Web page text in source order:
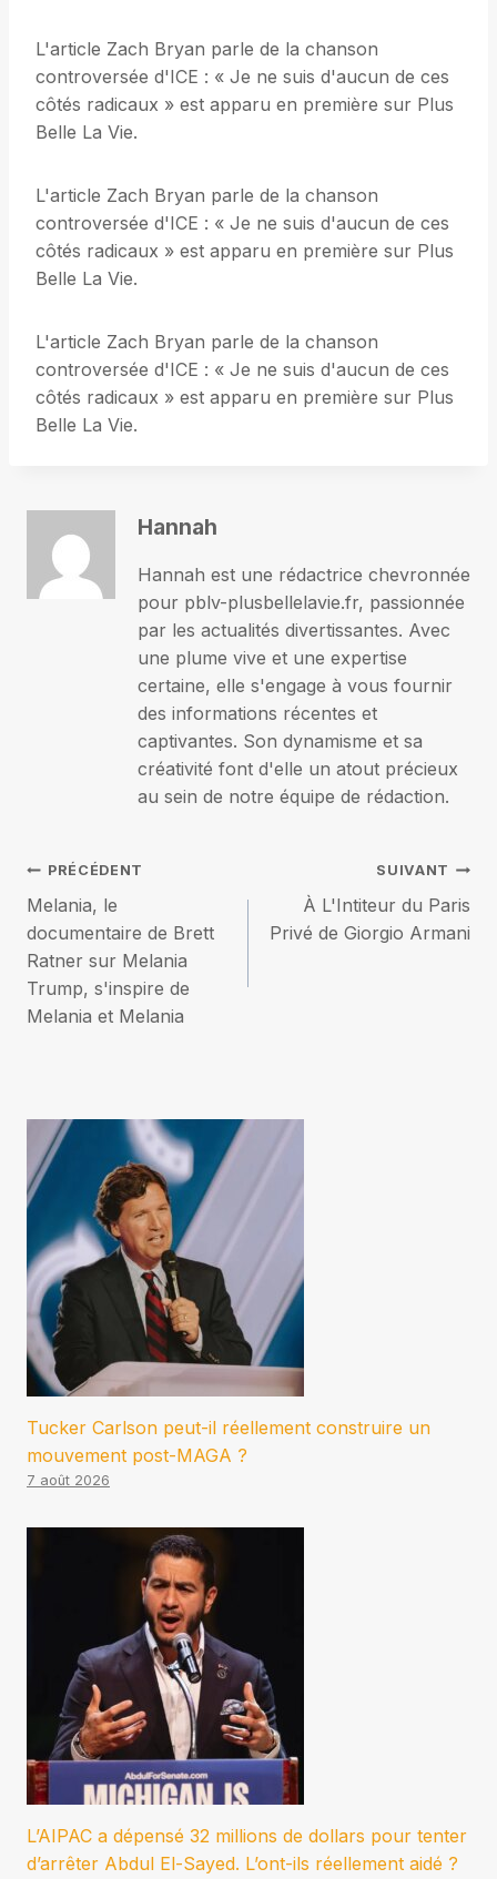
L'article Zach Bryan parle de la chanson
controversée d'ICE : « Je ne suis d'aucun de ces
côtés radicaux » est apparu en première sur Plus
Belle La Vie.
L'article Zach Bryan parle de la chanson
controversée d'ICE : « Je ne suis d'aucun de ces
côtés radicaux » est apparu en première sur Plus
Belle La Vie.
L'article Zach Bryan parle de la chanson
controversée d'ICE : « Je ne suis d'aucun de ces
côtés radicaux » est apparu en première sur Plus
Belle La Vie.
Hannah
Hannah est une rédactrice chevronnée
pour pblv-plusbellelavie.fr, passionnée
par les actualités divertissantes. Avec
une plume vive et une expertise
certaine, elle s'engage à vous fournir
des informations récentes et
captivantes. Son dynamisme et sa
créativité font d'elle un atout précieux
au sein de notre équipe de rédaction.
Navigation
de
l’article
PRÉCÉDENT
Melania, le
documentaire de Brett
Ratner sur Melania
Trump, s'inspire de
Melania et Melania
SUIVANT
À L'Intiteur du Paris
Privé de Giorgio Armani
Tucker Carlson peut-il réellement construire un
mouvement post-MAGA ?
7 août 2026
L’AIPAC a dépensé 32 millions de dollars pour tenter
d’arrêter Abdul El-Sayed. L’ont-ils réellement aidé ?